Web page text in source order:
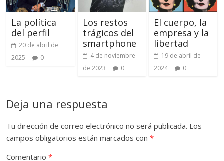
La política
del perfil
20 de abril de
2025
0
Los restos
trágicos del
smartphone
4 de noviembre
de 2023
0
El cuerpo, la
empresa y la
libertad
19 de abril de
2024
0
Deja una respuesta
Tu dirección de correo electrónico no será publicada. Los
campos obligatorios están marcados con*
Comentario*